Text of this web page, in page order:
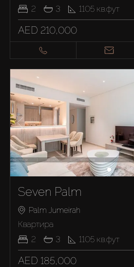
2
3 1105 кв.фут
AED 210,000
Seven Palm
Palm Jumeirah
Квартира
2
3 1105 кв.фут
AED 185,000